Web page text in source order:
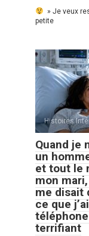
» Je veux
petite
Histoires
Quand je
un
et tout le
mon
me disait
ce que
terrifiant